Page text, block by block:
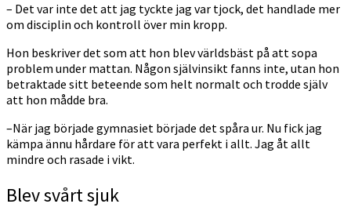
– Det var inte det att jag tyckte jag var tjock, det handlade mer
om disciplin och kontroll över min kropp.
Hon beskriver det som att hon blev världsbäst på att sopa
problem under mattan. Någon självinsikt fanns inte, utan hon
betraktade sitt beteende som helt normalt och trodde själv
att hon mådde bra.
–När jag började gymnasiet började det spåra ur. Nu fick jag
kämpa ännu hårdare för att vara perfekt i allt. Jag åt allt
mindre och rasade i vikt.
Blev svårt sjuk